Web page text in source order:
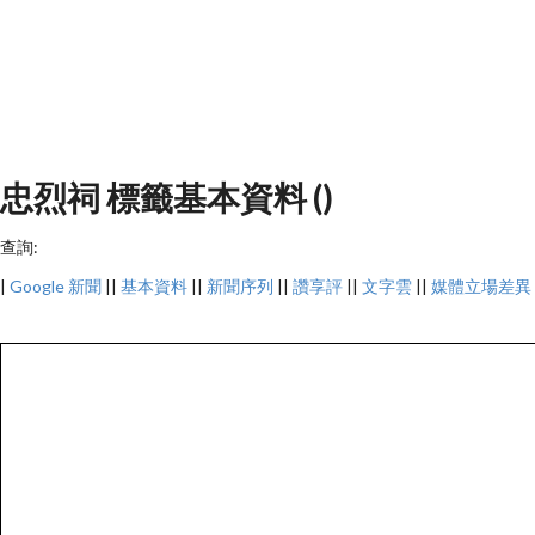
忠烈祠 標籤基本資料 ()
查詢:
| Google 新聞 || 基本資料 || 新聞序列 || 讚享評 || 文字雲 || 媒體立場差異